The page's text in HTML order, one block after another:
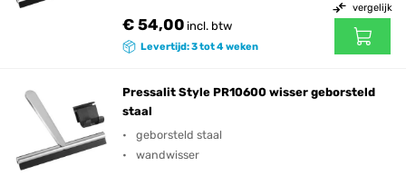
€ 54,00 incl. btw
Levertijd: 3 tot 4 weken
vergelijk
Pressalit Style PR10600 wisser geborsteld
staal
geborsteld staal
wandwisser